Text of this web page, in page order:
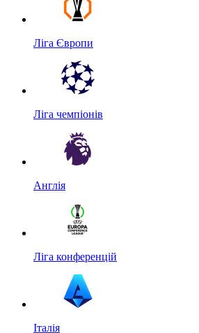
Ліга Європи
Ліга чемпіонів
Англія
Ліга конференцій
Італія